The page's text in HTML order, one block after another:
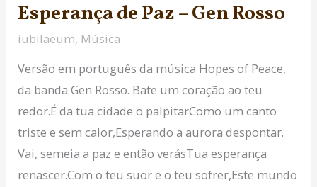
Esperança de Paz – Gen Rosso
iubilaeum, Música
Versão em português da música Hopes of Peace,
da banda Gen Rosso. Bate um coração ao teu
redor.É da tua cidade o palpitarComo um canto
triste e sem calor,Esperando a aurora despontar.
Vai, semeia a paz e então verásTua esperança
renascer.Com o teu suor e o teu sofrer,Este mundo